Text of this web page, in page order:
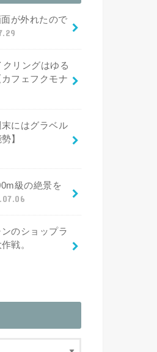
が外れたので
クリングはゆる
フェフクモナ
末にはグラベル
】
級の絶景を
のショップラ
戦。